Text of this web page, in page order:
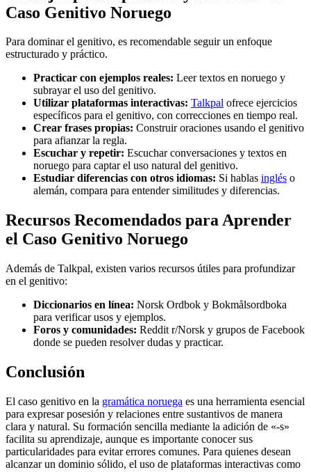
Caso Genitivo Noruego
Para dominar el genitivo, es recomendable seguir un enfoque
estructurado y práctico.
Practicar con ejemplos reales: Leer textos en noruego y
subrayar el uso del genitivo.
Utilizar plataformas interactivas: Talkpal ofrece ejercicios
específicos para el genitivo, con correcciones en tiempo real.
Crear frases propias: Construir oraciones usando el genitivo
para afianzar la regla.
Escuchar y repetir: Escuchar conversaciones y textos en
noruego para captar el uso natural del genitivo.
Estudiar diferencias con otros idiomas: Si hablas inglés o
alemán, compara para entender similitudes y diferencias.
Recursos Recomendados para Aprender
el Caso Genitivo Noruego
Además de Talkpal, existen varios recursos útiles para profundizar
en el genitivo:
Diccionarios en línea: Norsk Ordbok y Bokmålsordboka
para verificar usos y ejemplos.
Foros y comunidades: Reddit r/Norsk y grupos de Facebook
donde se pueden resolver dudas y practicar.
Conclusión
El caso genitivo en la gramática noruega es una herramienta esencial
para expresar posesión y relaciones entre sustantivos de manera
clara y natural. Su formación sencilla mediante la adición de «-s»
facilita su aprendizaje, aunque es importante conocer sus
particularidades para evitar errores comunes. Para quienes desean
alcanzar un dominio sólido, el uso de plataformas interactivas como